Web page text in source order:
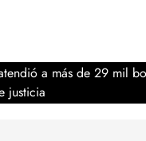
a más de 29 mil
justicia